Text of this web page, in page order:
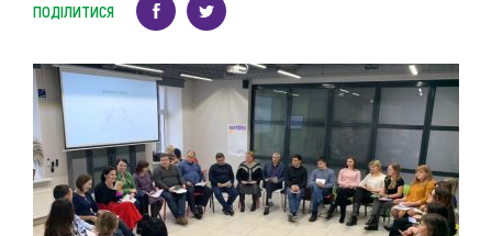
ПОДІЛИТИСЯ